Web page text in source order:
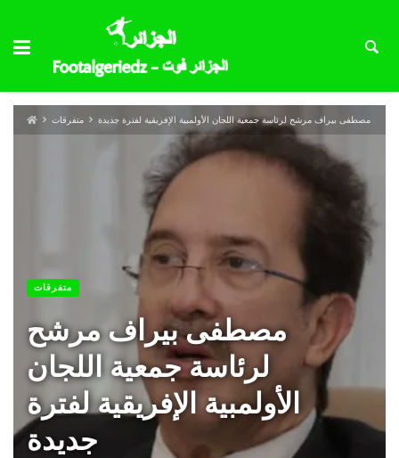
متفرقات مصطفى بيراف مرشح لرئاسة جمعية اللجان الأولمبية الإفريقية لفترة جديدة
متفرقات
مصطفى بيراف مرشح
لرئاسة جمعية اللجان
الأولمبية الإفريقية لفترة
جديدة